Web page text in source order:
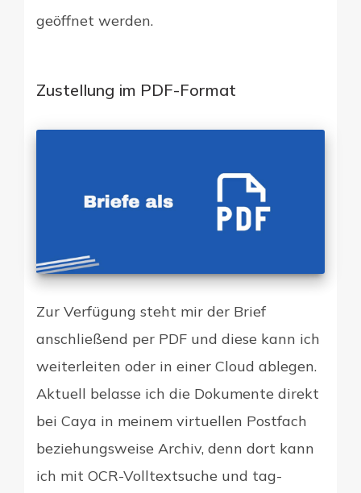
geöffnet werden.
Zustellung im PDF-Format
Zur Verfügung steht mir der Brief
anschließend per PDF und diese kann ich
weiterleiten oder in einer Cloud ablegen.
Aktuell belasse ich die Dokumente direkt
bei Caya in meinem virtuellen Postfach
beziehungsweise Archiv, denn dort kann
ich mit OCR-Volltextsuche und tag-